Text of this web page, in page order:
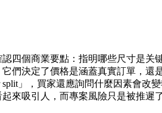
四個商業要點：指明哪些尺寸是
們決定了價格是涵蓋真實訂單，還
split」，買家還應詢問什麼因素會
來吸引人，而專案風險只是被推遲了